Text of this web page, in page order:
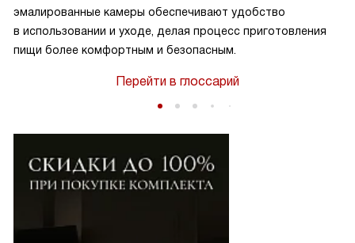
эмалированные камеры обеспечивают удобство
в использовании и уходе, делая процесс приготовления
пищи более комфортным и безопасным.
Перейти в глоссарий